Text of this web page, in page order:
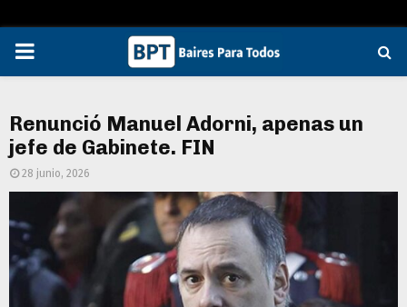
PRIMARY
Renunció Manuel Adorni, apenas un
jefe de Gabinete. FIN
28 junio, 2026